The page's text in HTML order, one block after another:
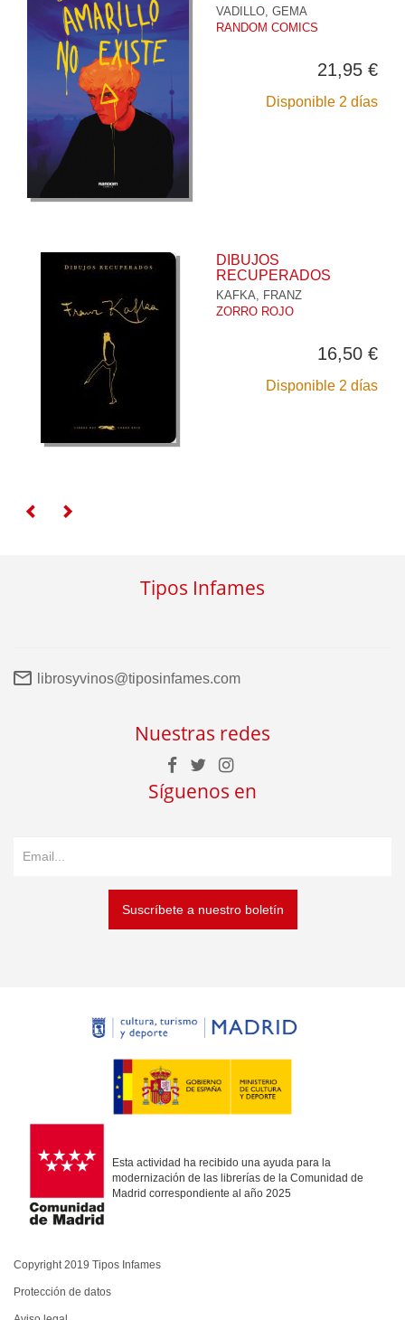
VADILLO, GEMA
RANDOM COMICS
21,95 €
Disponible 2 días
DIBUJOS
RECUPERADOS
KAFKA, FRANZ
ZORRO ROJO
16,50 €
Disponible 2 días
Tipos Infames
librosyvinos@tiposinfames.com
Nuestras redes
Síguenos en
Suscríbete a nuestro boletín
Esta actividad ha recibido una ayuda para la
modernización de las librerías de la Comunidad de
Madrid correspondiente al año 2025
Copyright 2019 Tipos Infames
Protección de datos